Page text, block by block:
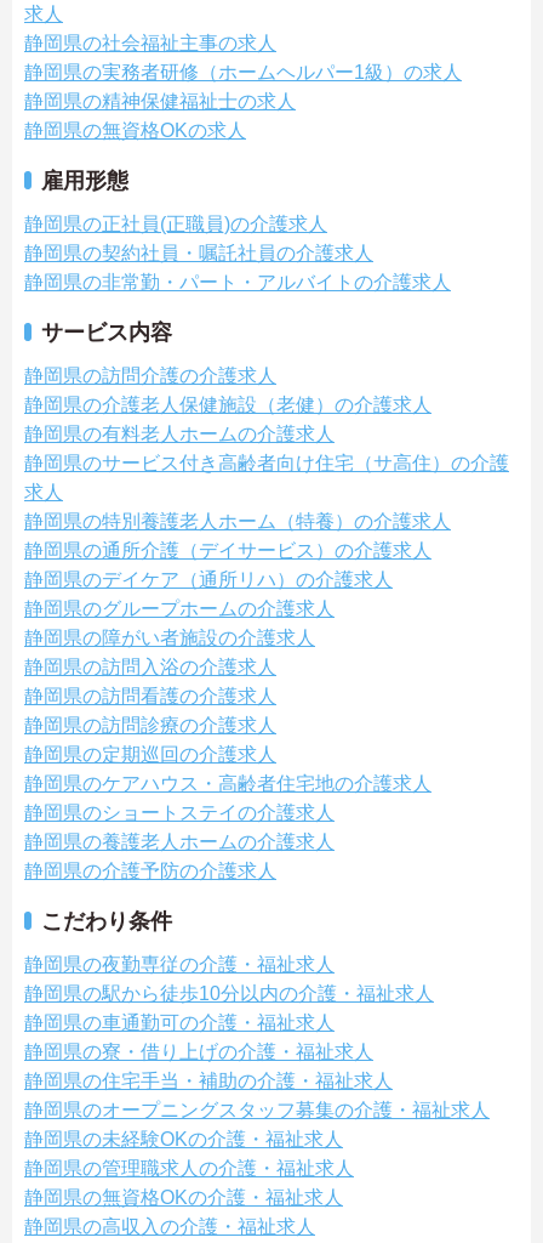
求人
静岡県の社会福祉主事の求人
静岡県の実務者研修（ホームヘルパー1級）の求人
静岡県の精神保健福祉士の求人
静岡県の無資格OKの求人
雇用形態
静岡県の正社員(正職員)の介護求人
静岡県の契約社員・嘱託社員の介護求人
静岡県の非常勤・パート・アルバイトの介護求人
サービス内容
静岡県の訪問介護の介護求人
静岡県の介護老人保健施設（老健）の介護求人
静岡県の有料老人ホームの介護求人
静岡県のサービス付き高齢者向け住宅（サ高住）の介護
求人
静岡県の特別養護老人ホーム（特養）の介護求人
静岡県の通所介護（デイサービス）の介護求人
静岡県のデイケア（通所リハ）の介護求人
静岡県のグループホームの介護求人
静岡県の障がい者施設の介護求人
静岡県の訪問入浴の介護求人
静岡県の訪問看護の介護求人
静岡県の訪問診療の介護求人
静岡県の定期巡回の介護求人
静岡県のケアハウス・高齢者住宅地の介護求人
静岡県のショートステイの介護求人
静岡県の養護老人ホームの介護求人
静岡県の介護予防の介護求人
こだわり条件
静岡県の夜勤専従の介護・福祉求人
静岡県の駅から徒歩10分以内の介護・福祉求人
静岡県の車通勤可の介護・福祉求人
静岡県の寮・借り上げの介護・福祉求人
静岡県の住宅手当・補助の介護・福祉求人
静岡県のオープニングスタッフ募集の介護・福祉求人
静岡県の未経験OKの介護・福祉求人
静岡県の管理職求人の介護・福祉求人
静岡県の無資格OKの介護・福祉求人
静岡県の高収入の介護・福祉求人